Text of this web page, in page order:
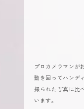
プロカメラマンが
動き回ってハンデ
撮られた写真に比
います。